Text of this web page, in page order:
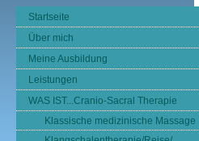
Startseite
Über mich
Meine Ausbildung
Leistungen
WAS IST...Cranio-Sacral Therapie
Klassische medizinische Massage